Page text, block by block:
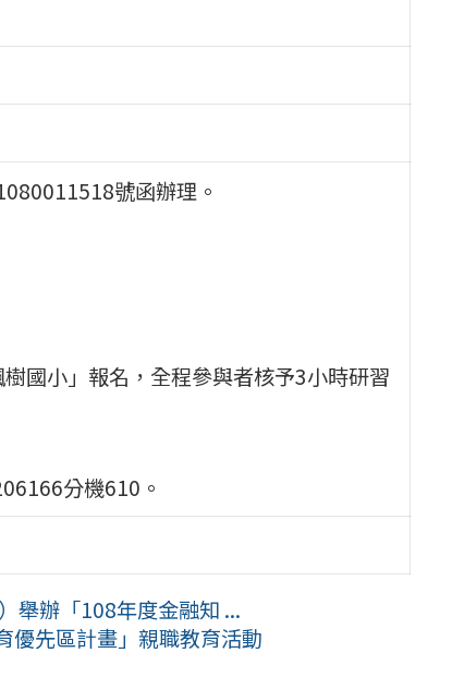
號函辦理。
國小」報名，全程參與者核予3小時研習
分機610。
舉辦「108年度金融知 ...
優先區計畫」親職教育活動